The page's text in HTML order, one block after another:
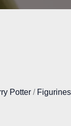
Potter /